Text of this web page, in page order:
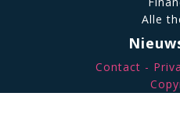
Alle
Contact